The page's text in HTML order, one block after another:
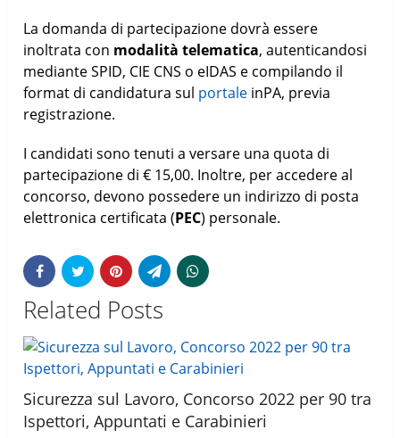
La domanda di partecipazione dovrà essere
inoltrata con modalità telematica, autenticandosi
mediante SPID, CIE CNS o eIDAS e compilando il
format di candidatura sul portale inPA, previa
registrazione.
I candidati sono tenuti a versare una quota di
partecipazione di € 15,00. Inoltre, per accedere al
concorso, devono possedere un indirizzo di posta
elettronica certificata (PEC) personale.
Related Posts
Sicurezza sul Lavoro, Concorso 2022 per 90 tra
Ispettori, Appuntati e Carabinieri